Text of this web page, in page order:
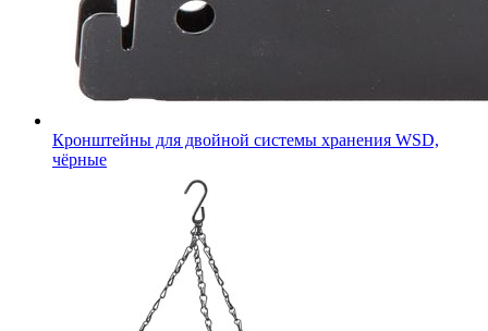
Кронштейны для двойной системы хранения WSD,
чёрные